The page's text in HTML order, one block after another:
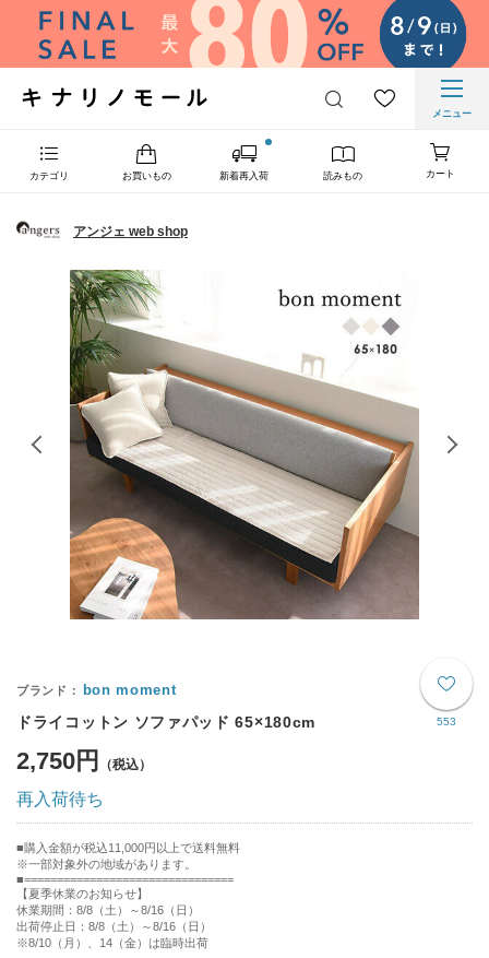
メニュー
カテゴリ お買いもの 新着再入荷 読みもの カート
アンジェ web shop
553
bon moment
ドライコットン ソファパッド 65×180cm
2,750円
再入荷待ち
購入金額が税込11,000円以上で送料無料
※一部対象外の地域があります。
================================
【夏季休業のお知らせ】
休業期間：8/8（土）～8/16（日）
出荷停止日：8/8（土）～8/16（日）
※8/10（月）、14（金）は臨時出荷